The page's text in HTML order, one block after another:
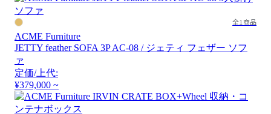
全1商品
ACME Furniture
JETTY feather SOFA 3P AC-08 / ジェティ フェザー ソフ
ァ
定価/上代:
¥379,000 ~